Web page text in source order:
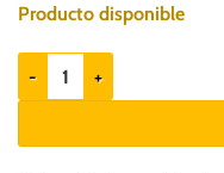
Producto disponible
Hartz Ultraguard